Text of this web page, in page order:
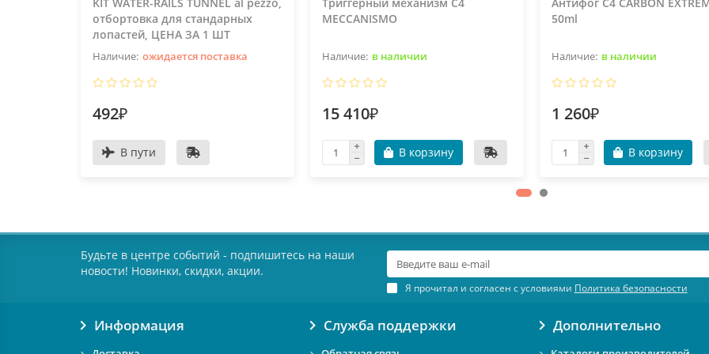
KIT WATER-RAILS TUNNEL al pezzo,
отбортовка для стандарных
лопастей, ЦЕНА ЗА 1 ШТ
ожидается поставка
492₽
В пути
Триггерный механизм C4
MECCANISMO
в наличии
15 410₽
В корзину
Антифог C4 CARBON
50ml
в наличии
1 260₽
В корзину
Будьте в центре событий - подпишитесь на наши
новости! Новинки, скидки, акции.
Я прочитал и согласен с условиями Политика безопасности
Информация Служба поддержки Дополнительно